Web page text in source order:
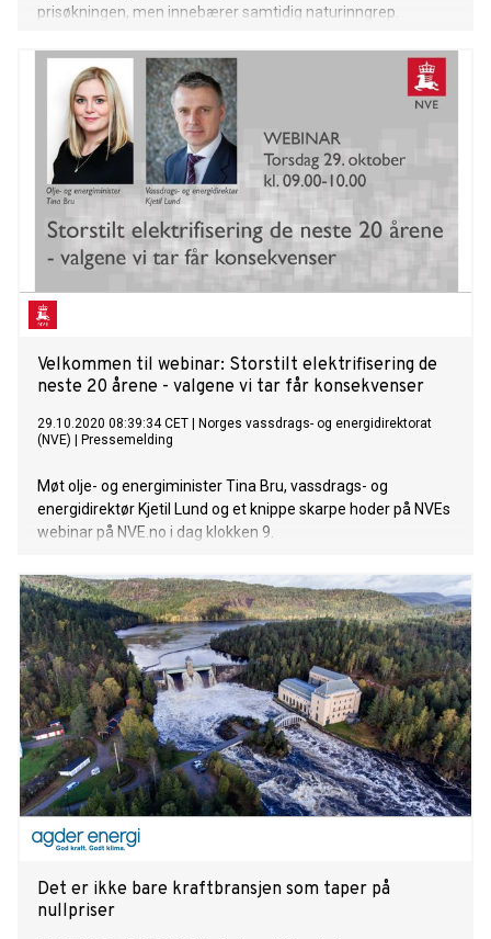
prisøkningen, men innebærer samtidig naturinngrep.
Velkommen til webinar: Storstilt elektrifisering de
neste 20 årene - valgene vi tar får konsekvenser
29.10.2020 08:39:34 CET
Norges vassdrags- og energidirektorat
(NVE)
Pressemelding
Møt olje- og energiminister Tina Bru, vassdrags- og
energidirektør Kjetil Lund og et knippe skarpe hoder på NVEs
webinar på NVE.no i dag klokken 9.
Det er ikke bare kraftbransjen som taper på
nullpriser